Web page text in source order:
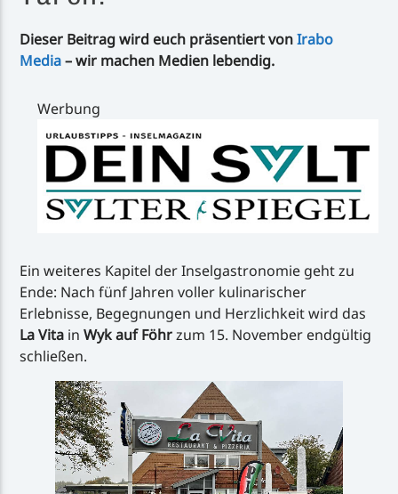
Dieser Beitrag wird euch präsentiert vonIrabo
Media– wir machen Medien lebendig.
Werbung
Ein weiteres Kapitel der Inselgastronomie geht zu
Ende: Nach fünf Jahren voller kulinarischer
Erlebnisse, Begegnungen und Herzlichkeit wird das
La Vita inWyk auf Föhrzum 15. November endgültig
schließen.